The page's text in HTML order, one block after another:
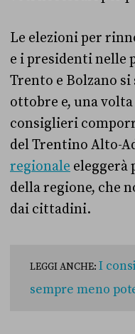
Le elezioni per
e i presidenti nelle
Trento e Bolzano
ottobre e, una
consiglieri
del Trentino Alto-
regionale eleggerà
della regione, che
dai cittadini.
LEGGI ANCHE: I
sempre meno